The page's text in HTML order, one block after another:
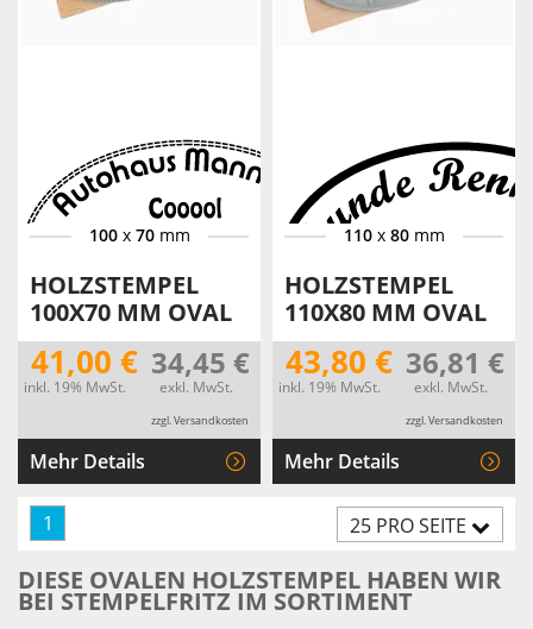
100x 70mm
HOLZSTEMPEL
100X70 MM OVAL
41,00 €
inkl. 19% MwSt.
34,45 €
exkl. MwSt.
zzgl. Versandkosten
Mehr Details
110x 80mm
HOLZSTEMPEL
110X80 MM OVAL
43,80 €
inkl. 19% MwSt.
36,81 €
exkl. MwSt.
zzgl. Versandkosten
Mehr Details
25 PRO SEITE
1
DIESE OVALEN HOLZSTEMPEL HABEN WIR
BEI STEMPELFRITZ IM SORTIMENT